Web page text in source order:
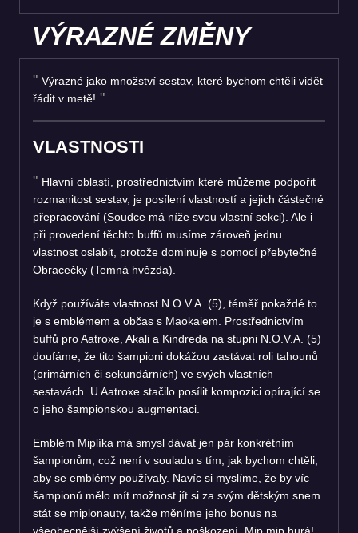
VÝRAZNÉ ZMĚNY
Výrazné jako množství sestav, které bychom chtěli vidět
řádit v metě!
VLASTNOSTI
Hlavní oblastí, prostřednictvím které můžeme podpořit
rozmanitost sestav, je posílení vlastností a jejich částečné
přepracování (Soudce má níže svou vlastní sekci). Ale i
při provedení těchto buffů musíme zároveň jednu
vlastnost oslabit, protože dominuje s pomocí přebytečné
Obracečky (Temná hvězda).
Když používáte vlastnost N.O.V.A. (5), téměř pokaždé to
je s emblémem a občas s Maokaiem. Prostřednictvím
buffů pro Aatroxe, Akali a Kindreda na stupni N.O.V.A. (5)
doufáme, že tito šampioni dokážou zastávat roli tahounů
(primárních či sekundárních) ve svých vlastních
sestavách. U Aatroxe stačilo posílit kompozici opírající se
o jeho šampionskou augmentaci.
Emblém Miplíka má smysl dávat jen pár konkrétním
šampionům, což není v souladu s tím, jak bychom chtěli,
aby se emblémy používaly. Navíc si myslíme, že by víc
šampionů mělo mít možnost jít si za svým dětským snem
stát se miplonauty, takže měníme jeho bonus na